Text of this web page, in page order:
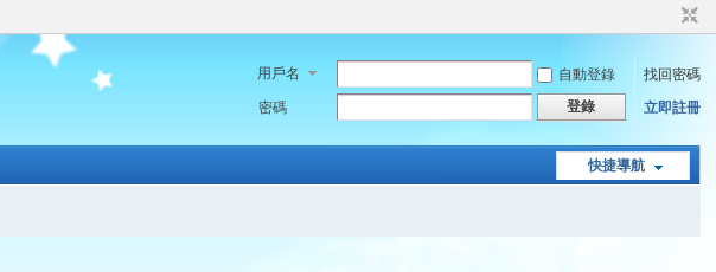
用戶名 自動登錄
找回密碼
密碼
登錄 立即註冊
快捷導航